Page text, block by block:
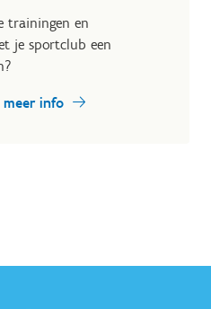
trainingen en
je sportclub een
info